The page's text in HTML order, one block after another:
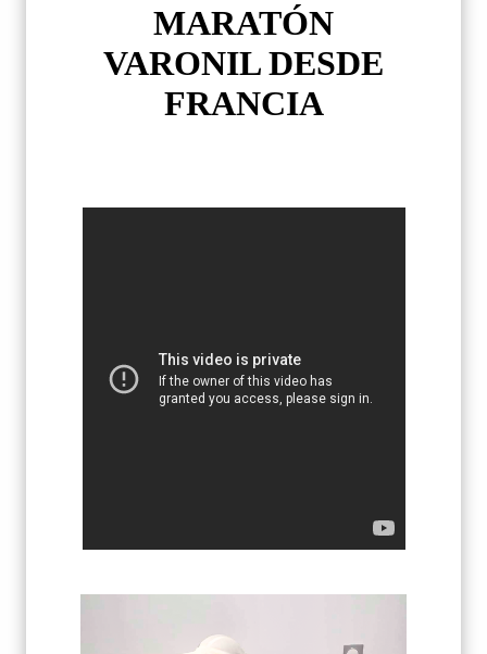
MARATÓN
VARONIL DESDE
FRANCIA